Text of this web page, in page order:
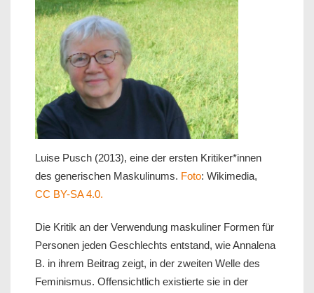
Luise Pusch (2013), eine der ersten Kritiker*innen
des generischen Maskulinums. Foto: Wikimedia,
CC BY-SA 4.0.
Die Kritik an der Verwendung maskuliner Formen für
Personen jeden Geschlechts entstand, wie Annalena
B. in ihrem Beitrag zeigt, in der zweiten Welle des
Feminismus. Offensichtlich existierte sie in der